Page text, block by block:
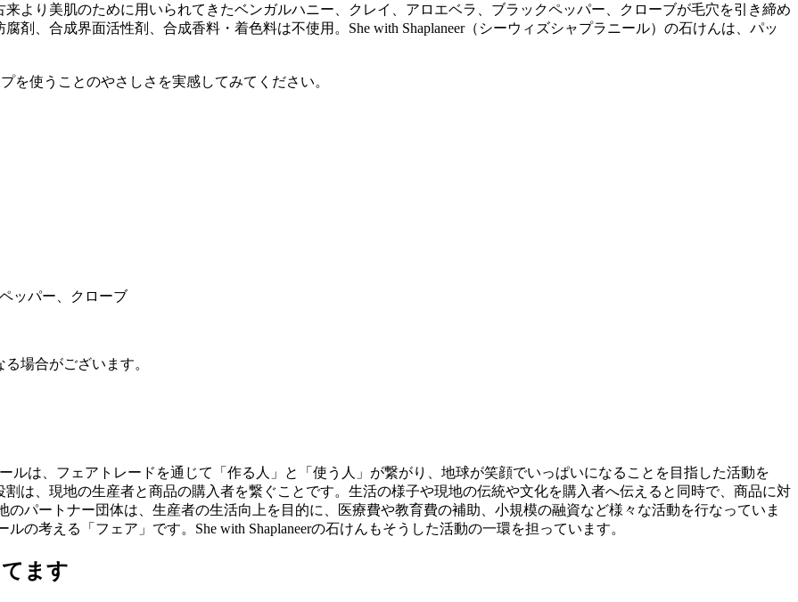
より美肌のために用いられてきたベンガルハニー、クレイ、アロエベラ、ブラックペッパー、クローブが毛穴を引き締め
剤、合成界面活性剤、合成香料・着色料は不使用。She with Shaplaneer（シーウィズシャプラニール）の石けんは、パッ
を使うことのやさしさを実感してみてください。
ッパー、クローブ
場合がございます。
ルは、フェアトレードを通じて「作る人」と「使う人」が繋がり、地球が笑顔でいっぱいになることを目指した活動を
は、現地の生産者と商品の購入者を繋ぐことです。生活の様子や現地の伝統や文化を購入者へ伝えると同時で、商品に対
パートナー団体は、生産者の生活向上を目的に、医療費や教育費の補助、小規模の融資など様々な活動を行なっていま
の考える「フェア」です。She with Shaplaneerの石けんもそうした活動の一環を担っています。
ます